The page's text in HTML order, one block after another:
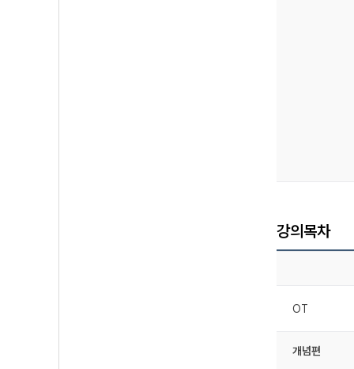
강의목차
OT
개념편